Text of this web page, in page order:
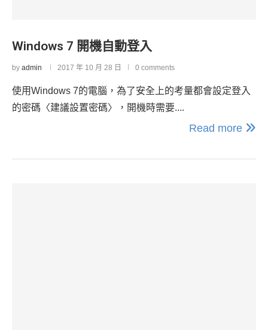
Windows 7 開機自動登入
by admin 2017 年 10 月 28 日 0 comments
使用Windows 7的電腦，為了安全上的考量都會設定登入
的密碼〈建議設置密碼〉，開機時需要....
Read more